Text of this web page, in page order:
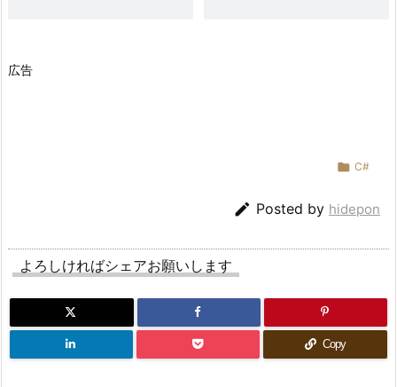
広告
 C#
 Posted by hidepon
よろしければシェアお願いします
Copy